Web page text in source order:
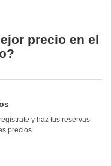
precio en el
y haz tus reservas
precios.